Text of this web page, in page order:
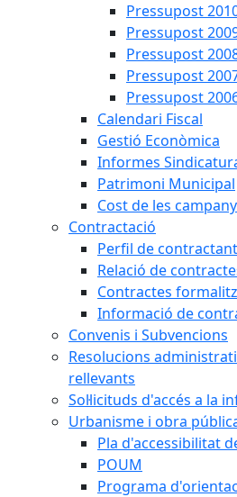
Pressupost
Pressupost
Pressupost
Pressupost
Pressupost
Calendari Fiscal
Gestió Econòmica
Informes
Patrimoni Municipal
Cost de les
Contractació
Perfil de
Relació de
Contractes
Informació de
Convenis i Subvencions
Resolucions
rellevants
Sol·licituds d'accés a la
Urbanisme i obra
Pla d'accessibilitat
POUM
Programa